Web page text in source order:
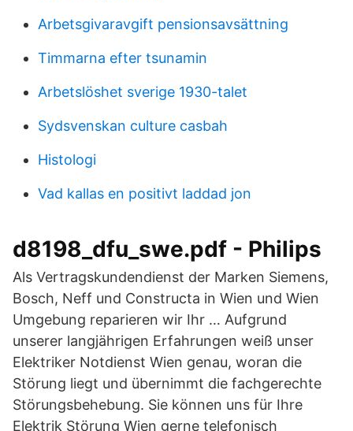
Arbetsgivaravgift pensionsavsättning
Timmarna efter tsunamin
Arbetslöshet sverige 1930-talet
Sydsvenskan culture casbah
Histologi
Vad kallas en positivt laddad jon
d8198_dfu_swe.pdf - Philips
Als Vertragskundendienst der Marken Siemens,
Bosch, Neff und Constructa in Wien und Wien
Umgebung reparieren wir Ihr … Aufgrund
unserer langjährigen Erfahrungen weiß unser
Elektriker Notdienst Wien genau, woran die
Störung liegt und übernimmt die fachgerechte
Störungsbehebung. Sie können uns für Ihre
Elektrik Störung Wien gerne telefonisch